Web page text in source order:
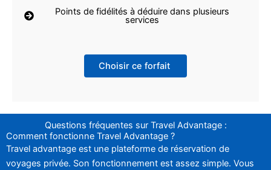
Points de fidélités à déduire dans plusieurs
services
Choisir ce forfait
Questions fréquentes sur Travel Advantage :
Comment fonctionne Travel Advantage ?
Travel advantage est une plateforme de réservation de
voyages privée. Son fonctionnement est assez simple. Vous